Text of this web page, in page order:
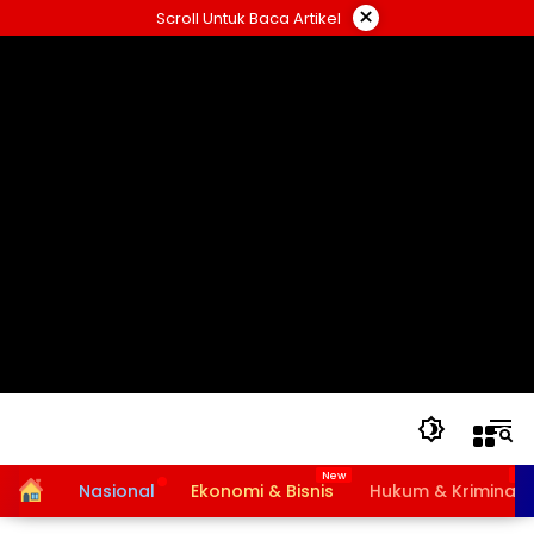
ke
Scroll Untuk Baca Artikel ×
HomeNasional Ekonomi & Bisnis Hukum & Kriminal